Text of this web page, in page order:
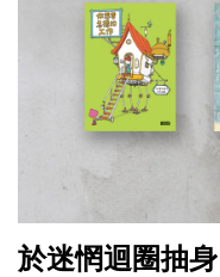
於迷惘迴圈抽